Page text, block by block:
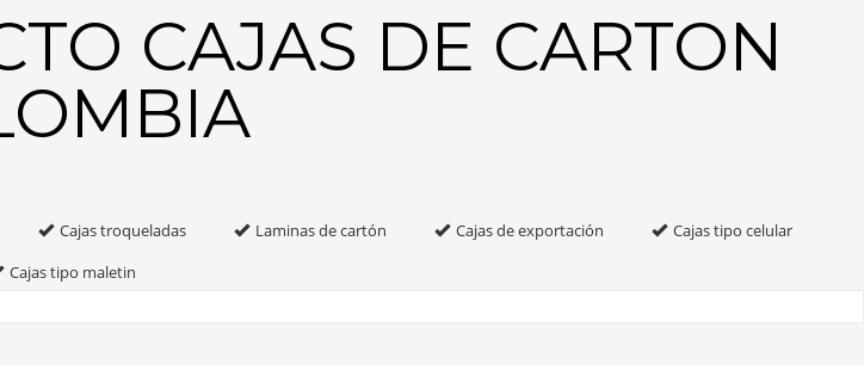
CAJAS DE CARTON
Cajas troqueladas Laminas de cartón Cajas de exportación
Cajas tipo celular
Cajas tipo maletin